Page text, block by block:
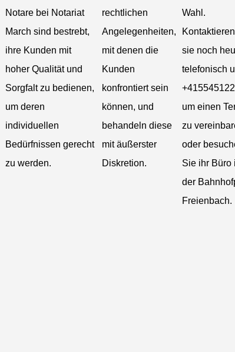
Notare bei Notariat
March sind bestrebt,
ihre Kunden mit
hoher Qualität und
Sorgfalt zu bedienen,
um deren
individuellen
Bedürfnissen gerecht
zu werden.
rechtlichen
Angelegenheiten,
mit denen die
Kunden
konfrontiert sein
können, und
behandeln diese
mit äußerster
Diskretion.
Wahl.
sie noch
telefonisch
um einen
zu
oder
Sie ihr Büro
der
Freienbach.